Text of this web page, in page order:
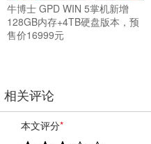
牛博士 GPD WIN 5掌机新增
128GB内存+4TB硬盘版本，预
售价16999元
相关评论
本文评分*